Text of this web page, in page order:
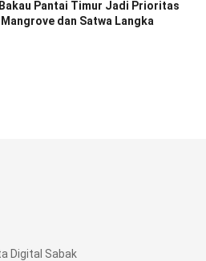
Pantai Timur Jadi Prioritas
dan Satwa Langka
Digital Sabak